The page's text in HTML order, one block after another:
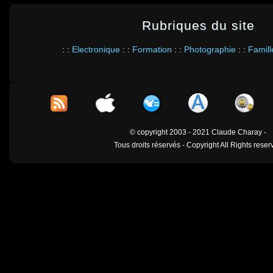
Rubriques du site
: : Electronique : : Formation : : Photographie : :
© copyright 2003 - 2021 Claude Charay -
Tous droits réservés - Copyright All Rights